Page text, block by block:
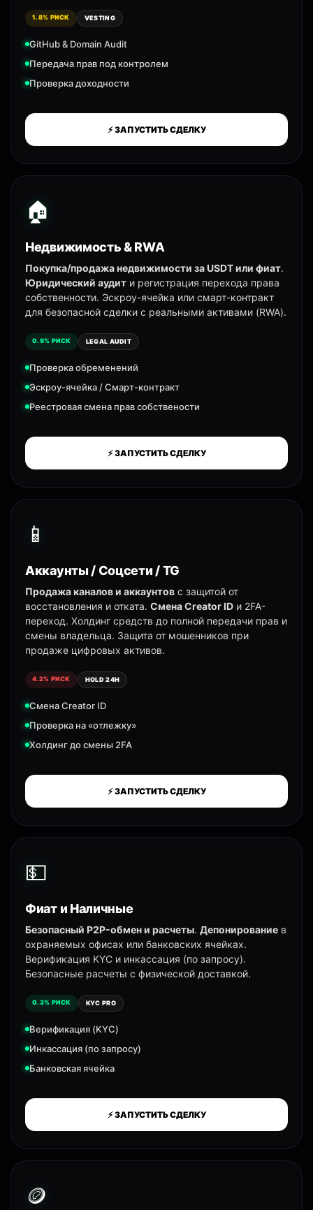
1.8% РИСК VESTING
GitHub & Domain Audit
Передача прав под контролем
Проверка доходности
⚡ ЗАПУСТИТЬ СДЕЛКУ
🏠
Недвижимость & RWA
Покупка/продажа недвижимости за USDT или фиат.
Юридический аудит и регистрация перехода права
собственности. Эскроу-ячейка или смарт-контракт
для безопасной сделки с реальными активами (RWA).
0.9% РИСК LEGAL AUDIT
Проверка обременений
Эскроу-ячейка / Смарт-контракт
Реестровая смена прав собствености
⚡ ЗАПУСТИТЬ СДЕЛКУ
📱
Аккаунты / Соцсети / TG
Продажа каналов и аккаунтов с защитой от
восстановления и отката. Смена Creator ID и 2FA-
переход. Холдинг средств до полной передачи прав и
смены владельца. Защита от мошенников при
продаже цифровых активов.
4.2% РИСК HOLD 24H
Смена Creator ID
Проверка на «отлежку»
Холдинг до смены 2FA
⚡ ЗАПУСТИТЬ СДЕЛКУ
💵
Фиат и Наличные
Безопасный P2P-обмен и расчеты. Депонирование в
охраняемых офисах или банковских ячейках.
Верификация KYC и инкассация (по запросу).
Безопасные расчеты с физической доставкой.
0.3% РИСК KYC PRO
Верификация (KYC)
Инкассация (по запросу)
Банковская ячейка
⚡ ЗАПУСТИТЬ СДЕЛКУ
🪙